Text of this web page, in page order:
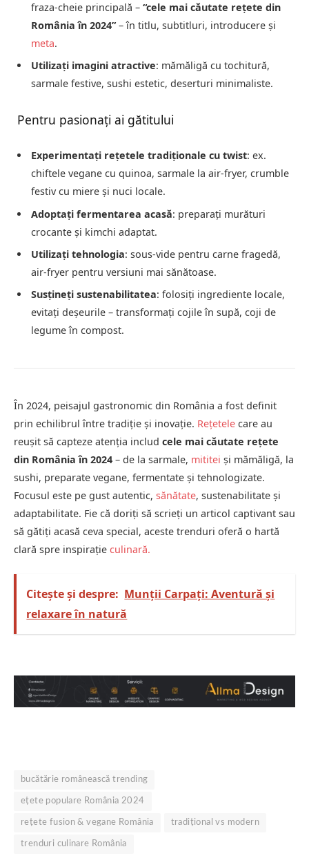
fraza-cheie principală – “cele mai căutate rețete din
România în 2024” – în titlu, subtitluri, introducere și
meta.
Utilizați imagini atractive: mămăligă cu tochitură,
sarmale festive, sushi estetic, deserturi minimaliste.
Pentru pasionați ai gătitului
Experimentați rețetele tradiționale cu twist: ex.
chiftele vegane cu quinoa, sarmale la air-fryer, crumble
festiv cu miere și nuci locale.
Adoptați fermentarea acasă: preparați murături
crocante și kimchi adaptat.
Utilizați tehnologia: sous-vide pentru carne fragedă,
air-fryer pentru versiuni mai sănătoase.
Susțineți sustenabilitatea: folosiți ingrediente locale,
evitați deșeurile – transformați cojile în supă, coji de
legume în compost.
În 2024, peisajul gastronomic din România a fost definit
prin echilibrul între tradiție și inovație. Rețetele care au
reușit să capteze atenția includ cele mai căutate rețete
din România în 2024 – de la sarmale, mititei și mămăligă, la
sushi, preparate vegane, fermentate și tehnologizate.
Focusul este pe gust autentic, sănătate, sustenabilitate și
adaptabilitate. Fie că doriți să scrieți un articol captivant sau
să gătiți acasă ceva special, aceste trenduri oferă o hartă
clară spre inspirație culinară.
Citește și despre: Munții Carpați: Aventură și
relaxare în natură
bucătărie românească trending
ețete populare România 2024
rețete fusion & vegane România tradițional vs modern
trenduri culinare România